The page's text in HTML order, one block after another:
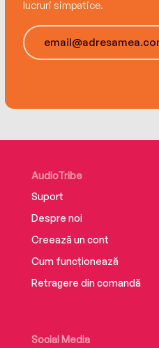
lucruri simpatice.
AudioTribe
Suport
Despre noi
Creează un cont
Cum funcționează
Retragere din comandă
Social Media